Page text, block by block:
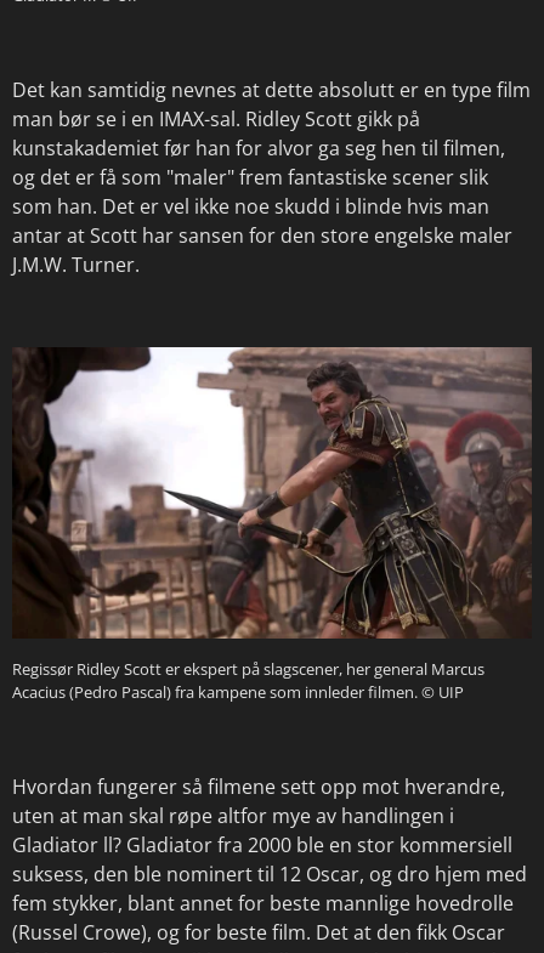
Det kan samtidig nevnes at dette absolutt er en type film
man bør se i en IMAX-sal. Ridley Scott gikk på
kunstakademiet før han for alvor ga seg hen til filmen,
og det er få som "maler" frem fantastiske scener slik
som han. Det er vel ikke noe skudd i blinde hvis man
antar at Scott har sansen for den store engelske maler
J.M.W. Turner.
Regissør Ridley Scott er ekspert på slagscener, her general Marcus
Acacius (Pedro Pascal) fra kampene som innleder filmen.© UIP
Hvordan fungerer så filmene sett opp mot hverandre,
uten at man skal røpe altfor mye av handlingen i
Gladiator ll? Gladiator fra 2000 ble en stor kommersiell
suksess, den ble nominert til 12 Oscar, og dro hjem med
fem stykker, blant annet for beste mannlige hovedrolle
(Russel Crowe), og for beste film. Det at den fikk Oscar